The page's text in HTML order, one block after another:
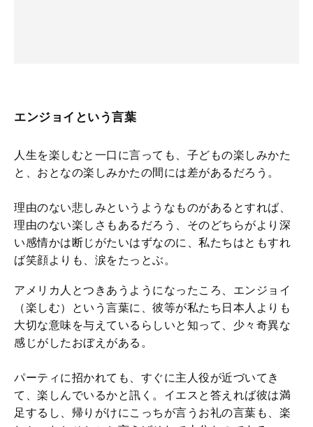
エンジョイという言葉
人生を楽しむと一口に言っても、子どもの楽しみかた
と、おとなの楽しみかたの間には差があるだろう。
理由のない悲しみというようなものがあるとすれば、
理由のない楽しさもあるだろう、そのどちらがより深
い感情かは断じがたいはずなのに、私たちはともすれ
ば笑顔よりも、涙をたっとぶ。
アメリカ人とつきあうようになったころ、エンジョイ
（楽しむ）という言葉に、彼等が私たち日本人よりも
大切な意味を与えているらしいと知って、少々奇異な
感じがしたおぼえがある。
パーティに招かれても、すぐに主人役が近づいてき
て、楽しんでいるかと訊く。イエスと答えれば彼は満
足するし、帰りがけにこっちが言うお礼の言葉も、楽